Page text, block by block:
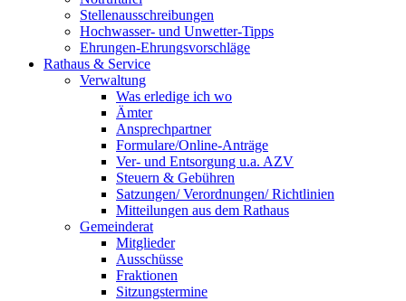
Stellenausschreibungen
Hochwasser- und Unwetter-Tipps
Ehrungen-Ehrungsvorschläge
Rathaus & Service
Verwaltung
Was erledige ich wo
Ämter
Ansprechpartner
Formulare/Online-Anträge
Ver- und Entsorgung u.a. AZV
Steuern & Gebühren
Satzungen/ Verordnungen/ Richtlinien
Mitteilungen aus dem Rathaus
Gemeinderat
Mitglieder
Ausschüsse
Fraktionen
Sitzungstermine